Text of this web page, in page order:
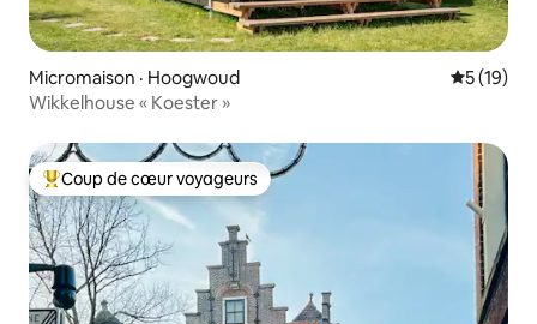
Micromaison · Hoogwoud Note
5 (19)
Wikkelhouse « Koester »
Coup de cœur voyageurs parmi les plus aimés
Coup de cœur voyageurs